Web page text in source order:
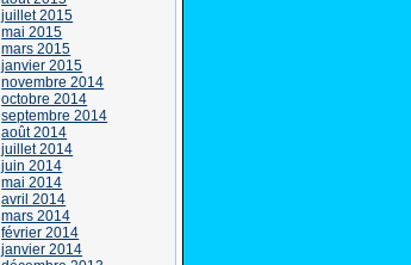
juillet 2015
mai 2015
mars 2015
janvier 2015
novembre 2014
octobre 2014
septembre 2014
août 2014
juillet 2014
juin 2014
mai 2014
avril 2014
mars 2014
février 2014
janvier 2014